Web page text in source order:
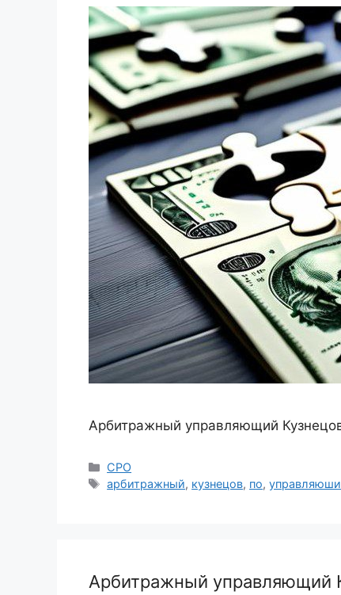
Арбитражный управляющий
Рубрики
СРО
Метки
арбитражный, кузнецов, по,
Арбитражный управляющий